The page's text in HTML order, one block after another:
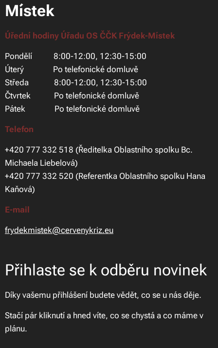
Místek
Úřední hodiny Úřadu OS ČČK Frýdek-Místek
Pondělí 8:00-12:00, 12:30-15:00
Úterý Po telefonické domluvě
Středa 8:00-12:00, 12:30-15:00
Čtvrtek Po telefonické domluvě
Pátek Po telefonické domluvě
Telefon
+420 777 332 518 (Ředitelka Oblastního spolku Bc.
Michaela Liebelová)
+420 777 332 520 (Referentka Oblastního spolku Hana
Kaňová)
E-mail
frydekmistek@cervenykriz.eu
Přihlaste se k odběru novinek
Díky vašemu přihlášení budete vědět, co se u nás děje.
Stačí pár kliknutí a hned víte, co se chystá a co máme v
plánu.